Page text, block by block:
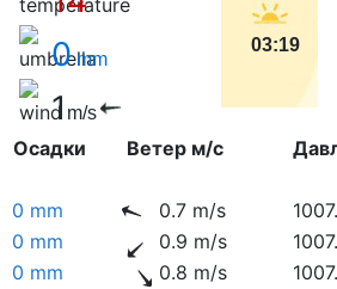
0mm
1 m/s
03:19
Осадки Ветер м/с
0 mm 0.7 m/s
0 mm 0.9 m/s
0 mm 0.8 m/s